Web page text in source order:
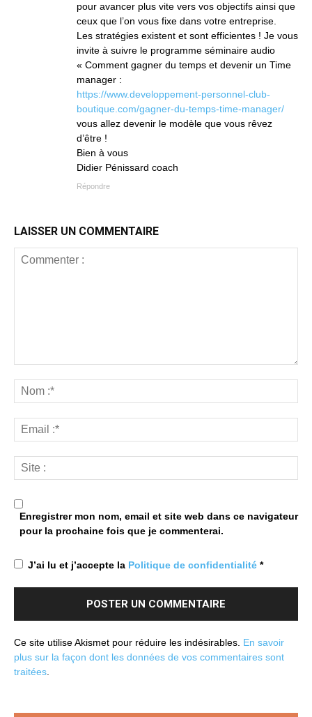
pour avancer plus vite vers vos objectifs ainsi que
ceux que l’on vous fixe dans votre entreprise.
Les stratégies existent et sont efficientes ! Je vous
invite à suivre le programme séminaire audio
« Comment gagner du temps et devenir un Time
manager :
https://www.developpement-personnel-club-
boutique.com/gagner-du-temps-time-manager/
vous allez devenir le modèle que vous rêvez
d’être !
Bien à vous
Didier Pénissard coach
Répondre
LAISSER UN COMMENTAIRE
Enregistrer mon nom, email et site web dans ce navigateur
pour la prochaine fois que je commenterai.
J’ai lu et j’accepte la Politique de confidentialité *
Ce site utilise Akismet pour réduire les indésirables. En savoir
plus sur la façon dont les données de vos commentaires sont
traitées